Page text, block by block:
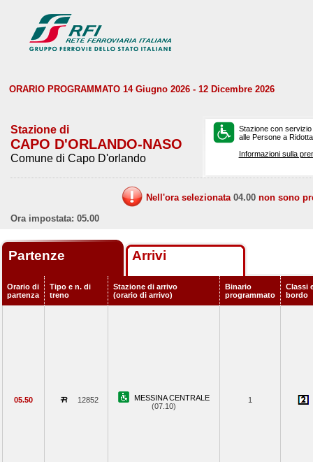
ORARIO PROGRAMMATO 14 Giugno 2026 - 12 Dicembre 2026
Stazione di
CAPO D'ORLANDO-NASO
Comune di Capo D'orlando
Stazione con
alle Persone a
Informazioni sulla
Nell'ora selezionata 04.00 non sono
Ora impostata: 05.00
Partenze Arrivi
Orario di
partenza
Tipo e n. di
treno
Stazione di arrivo
(orario di arrivo)
Binario
programmato
Classi
bordo
05.50 12852
MESSINA CENTRALE
(07.10)
1